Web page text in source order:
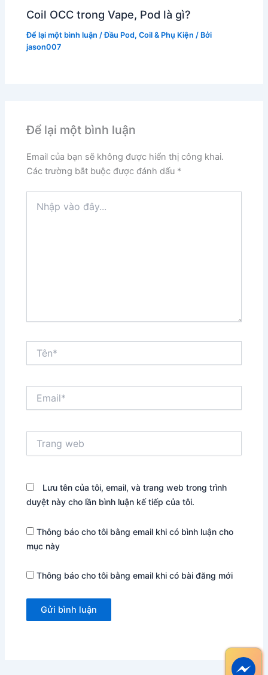
Coil OCC trong Vape, Pod là gì?
Để lại một bình luận /Đầu Pod, Coil & Phụ Kiện / Bởi
jason007
Để lại một bình luận
Email của bạn sẽ không được hiển thị công khai.
Các trường bắt buộc được đánh dấu *
vào
web
Lưu tên của tôi, email, và trang web trong trình
duyệt này cho lần bình luận kế tiếp của tôi.
Thông báo cho tôi bằng email khi có bình luận cho
mục này
Thông báo cho tôi bằng email khi có bài đăng mới